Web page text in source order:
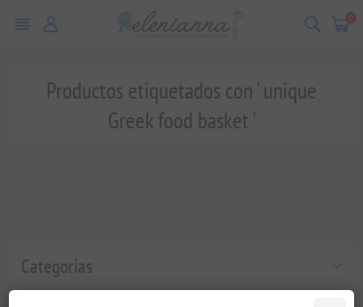
0
Categorías
Productos etiquetados con ' unique
Greek food basket '